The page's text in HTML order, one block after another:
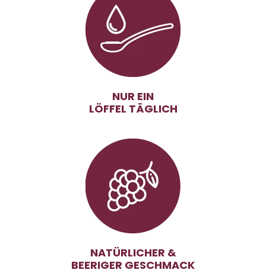
NUR EIN
LÖFFEL TÄGLICH
NATÜRLICHER &
BEERIGER GESCHMACK